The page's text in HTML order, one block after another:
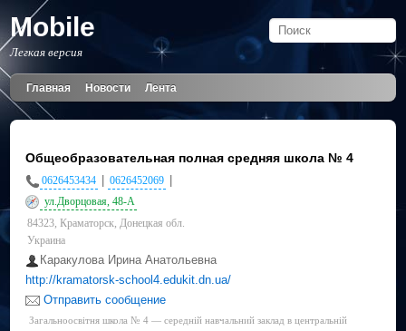
Mobile
Легкая версия
Главная Новости Лента
Общеобразовательная полная средняя школа № 4
0626453434 0626452069
ул.Дворцовая, 48-А
84323, Краматорск, Донецкая обл.
Украина
Каракулова Ирина Анатольевна
http://kramatorsk-school4.edukit.dn.ua/
Отправить сообщение
Загальноосвітня школа № 4 — середній навчальний заклад в центральній